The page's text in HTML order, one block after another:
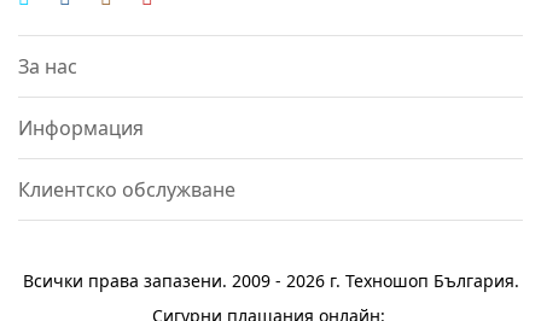
За нас
Информация
Клиентско обслужване
Всички права запазени. 2009 - 2026 г. Техношоп България.
Сигурни плащания онлайн: